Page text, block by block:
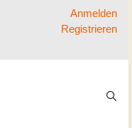
Anmelden
Registrieren